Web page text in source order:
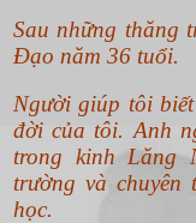
Sau những thăng
Đạo năm 36 tuổi.
Người giúp tôi
đời của tôi. Anh
trong kinh Lăng
trường và chuyên
học.